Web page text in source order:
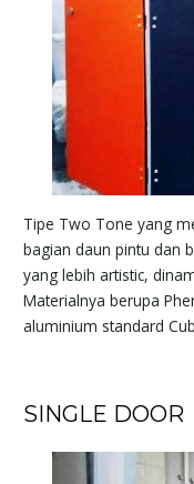
Tipe Two Tone yang
bagian daun pintu dan
yang lebih artistic,
Materialnya berupa
aluminium standard
SINGLE DOOR